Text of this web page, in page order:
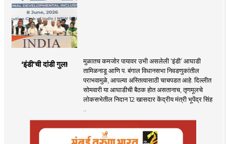
‘इंडी‌’ची दांडी गुल!
मुळातच कमजोर पायावर उभी असलेली ‌‘इंडी‌’ आघाडी
तामिळनाडू आणि प. बंगाल विधानसभा निवडणुकांतील
पराभवामुळे, आपल्या अस्तित्वासाठी चाचपडत आहे. दिल्लीत
सोमवारी या आघाडीची बैठक होत असतानाच, तृणमूलचे
लोकसभेतील निदान 12 खासदार केंद्रीय मंत्री भूपेंद्र सिंह